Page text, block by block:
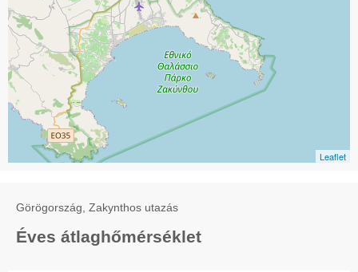
Leaflet
Görögország, Zakynthos utazás
Éves átlaghőmérséklet